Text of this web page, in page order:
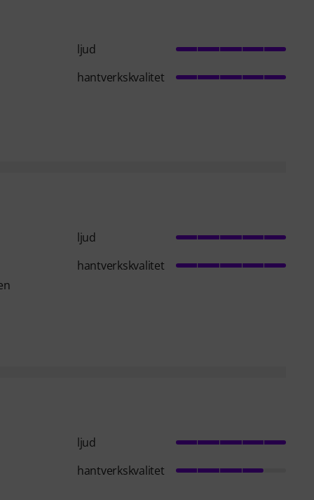
ljud
hantverkskvalitet
ljud
hantverkskvalitet
ljud
hantverkskvalitet